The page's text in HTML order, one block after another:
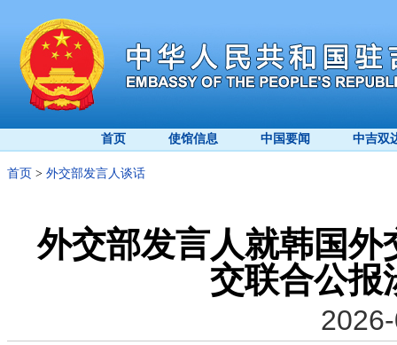
首页 使馆信息 中国要闻 中吉双
首页 > 外交部发言人谈话
外交部发言人就韩国
交联合公报